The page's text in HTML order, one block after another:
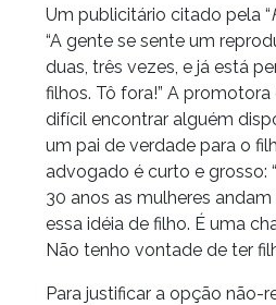
Um publicitário citado pela “
“A gente se sente um
duas, três vezes, e já está
filhos. Tô fora!” A promotora
difícil encontrar alguém
um pai de verdade para o
advogado é curto e grosso:
30 anos as mulheres
essa idéia de filho. É uma
Não tenho vontade de ter
Para justificar a opção não-